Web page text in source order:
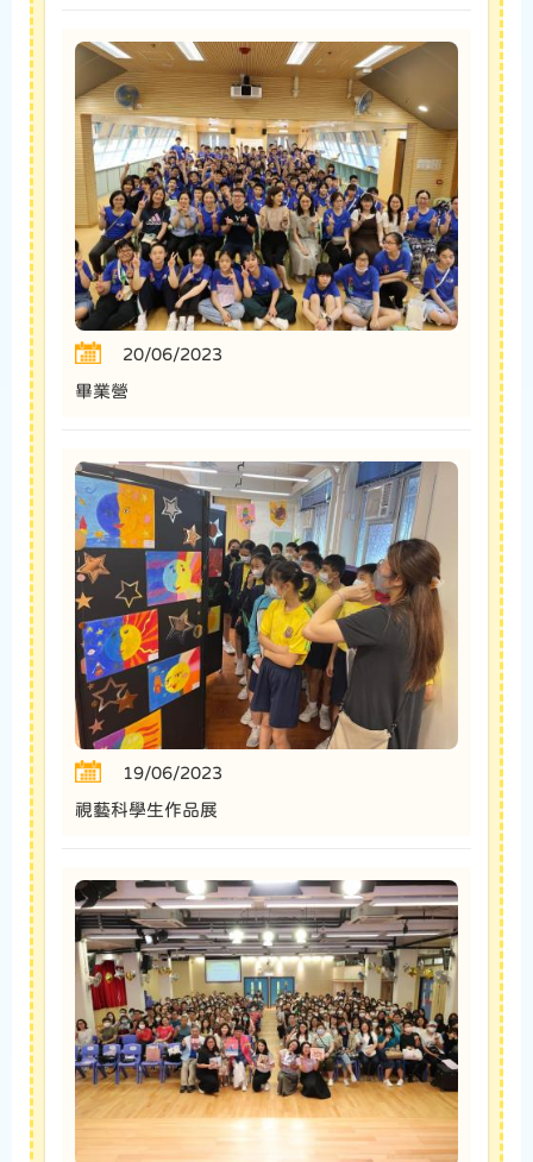
20/06/2023
畢業營
19/06/2023
視藝科學生作品展